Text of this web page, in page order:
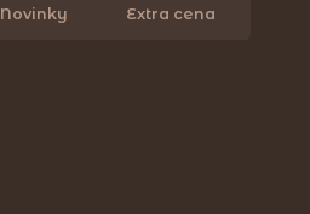
Novinky Extra cena